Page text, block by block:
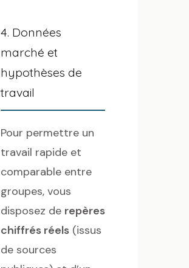
4. Données
marché et
hypothèses de
travail
Pour permettre un
travail rapide et
comparable entre
groupes, vous
disposez de repères
chiffrés réels (issus
de sources